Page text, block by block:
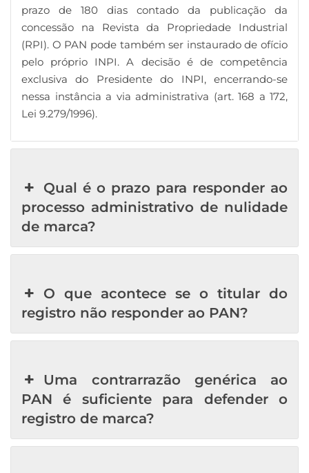
prazo de 180 dias contado da publicação da
concessão na Revista da Propriedade Industrial
(RPI). O PAN pode também ser instaurado de ofício
pelo próprio INPI. A decisão é de competência
exclusiva do Presidente do INPI, encerrando-se
nessa instância a via administrativa (art. 168 a 172,
Lei 9.279/1996).
Qual é o prazo para responder ao
processo administrativo de nulidade
de marca?
O que acontece se o titular do
registro não responder ao PAN?
Uma contrarrazão genérica ao
PAN é suficiente para defender o
registro de marca?